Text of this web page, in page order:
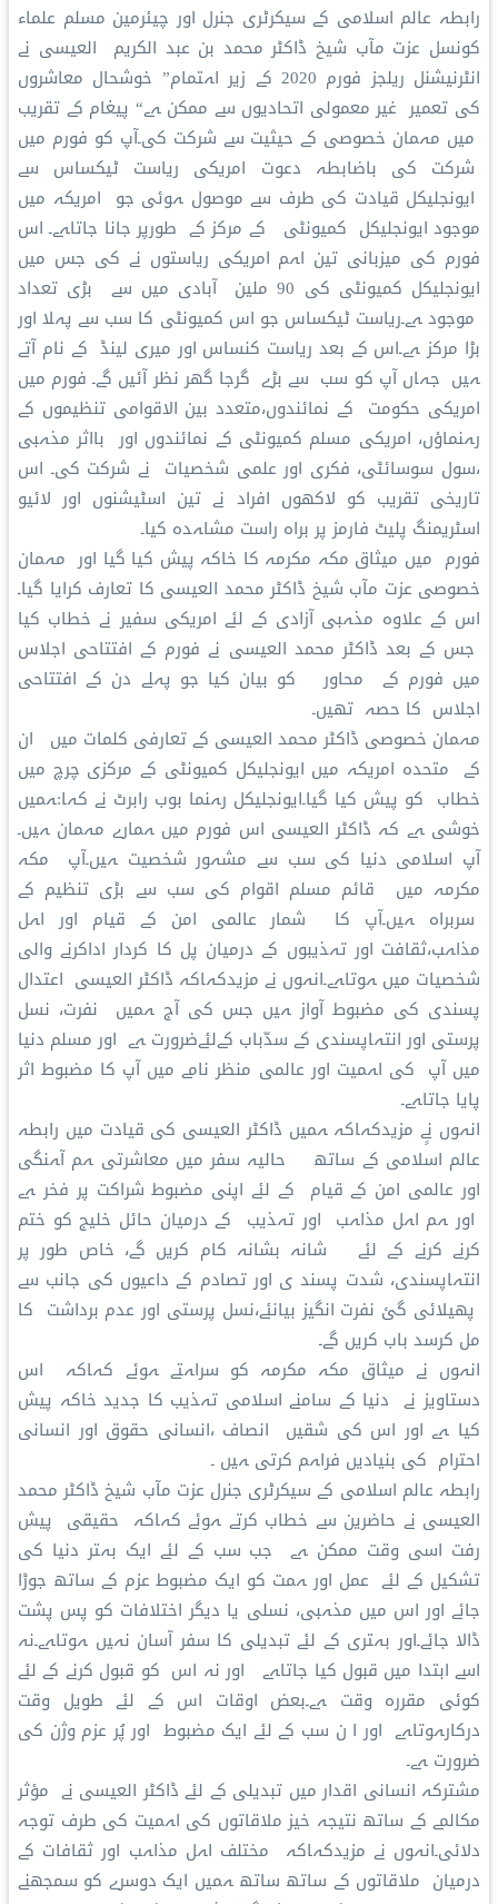
رابطہ عالم اسلامی کے سیکرٹری جنرل اور چیئرمین مسلم علماء
کونسل عزت مآب شیخ ڈاکٹر محمد بن عبد الکریم العیسی نے
انٹرنیشنل ریلجز فورم 2020 کے زیر اہتمام” خوشحال معاشروں
کی تعمیر غیر معمولی اتحادیوں سے ممکن ہے“ پیغام کے تقریب
میں مہمان خصوصی کے حیثیت سے شرکت کی۔آپ کو فورم میں
شرکت کی باضابطہ دعوت امریکی ریاست ٹیکساس سے
ایونجلیکل قیادت کی طرف سے موصول ہوئی جو امریکہ میں
موجود ایونجلیکل کمیونٹی کے مرکز کے طورپر جانا جاتاہے۔ اس
فورم کی میزبانی تین اہم امریکی ریاستوں نے کی جس میں
ایونجلیکل کمیونٹی کی 90 ملین آبادی میں سے بڑی تعداد
موجود ہے۔ریاست ٹیکساس جو اس کمیونٹی کا سب سے پہلا اور
بڑا مرکز ہے۔اس کے بعد ریاست کنساس اور میری لینڈ کے نام آتے
ہیں جہاں آپ کو سب سے بڑے گرجا گھر نظر آئیں گے۔ فورم میں
امریکی حکومت کے نمائندوں،متعدد بین الاقوامی تنظیموں کے
رہنماؤں، امریکی مسلم کمیونٹی کے نمائندوں اور بااثر مذہبی
،سول سوسائٹی، فکری اور علمی شخصیات نے شرکت کی۔ اس
تاریخی تقریب کو لاکھوں افراد نے تین اسٹیشنوں اور لائیو
اسٹریمنگ پلیٹ فارمز پر براہ راست مشاہدہ کیا۔
فورم میں میثاق مکہ مکرمہ کا خاکہ پیش کیا گیا اور مہمان
خصوصی عزت مآب شیخ ڈاکٹر محمد العیسی کا تعارف کرایا گیا۔
اس کے علاوہ مذہبی آزادی کے لئے امریکی سفیر نے خطاب کیا
جس کے بعد ڈاکٹر محمد العیسی نے فورم کے افتتاحی اجلاس
میں فورم کے محاور کو بیان کیا جو پہلے دن کے افتتاحی
اجلاس کا حصہ تھیں۔
مہمان خصوصی ڈاکٹر محمد العیسی کے تعارفی کلمات میں ان
کے متحدہ امریکہ میں ایونجلیکل کمیونٹی کے مرکزی چرچ میں
خطاب کو پیش کیا گیا۔ایونجلیکل رہنما بوب رابرٹ نے کہا:ہمیں
خوشی ہے کہ ڈاکٹر العیسی اس فورم میں ہمارے مہمان ہیں۔
آپ اسلامی دنیا کی سب سے مشہور شخصیت ہیں۔آپ مکہ
مکرمہ میں قائم مسلم اقوام کی سب سے بڑی تنظیم کے
سربراہ ہیں۔آپ کا شمار عالمی امن کے قیام اور اہل
مذاہب،ثقافت اور تہذیبوں کے درمیان پل کا کردار اداکرنے والی
شخصیات میں ہوتاہے۔انہوں نے مزیدکہاکہ ڈاکٹر العیسی اعتدال
پسندی کی مضبوط آواز ہیں جس کی آج ہمیں نفرت، نسل
پرستی اور انتہاپسندی کے سدّباب کےلئےضرورت ہے اور مسلم دنیا
میں آپ کی اہمیت اور عالمی منظر نامے میں آپ کا مضبوط اثر
پایا جاتاہے۔
انہوں نےٍ مزیدکہاکہ ہمیں ڈاکٹر العیسی کی قیادت میں رابطہ
عالم اسلامی کے ساتھ حالیہ سفر میں معاشرتی ہم آہنگی
اور عالمی امن کے قیام کے لئے اپنی مضبوط شراکت پر فخر ہے
اور ہم اہل مذاہب اور تہذیب کے درمیان حائل خلیج کو ختم
کرنے کرنے کے لئے شانہ بشانہ کام کریں گے، خاص طور پر
انتہاپسندی، شدت پسند ی اور تصادم کے داعیوں کی جانب سے
پھیلائی گئ نفرت انگیز بیانئے،نسل پرستی اور عدم برداشت کا
مل کرسد باب کریں گے۔
انہوں نے میثاق مکہ مکرمہ کو سراہتے ہوئے کہاکہ اس
دستاویز نے دنیا کے سامنے اسلامی تہذیب کا جدید خاکہ پیش
کیا ہے اور اس کی شقیں انصاف ،انسانی حقوق اور انسانی
احترام کی بنیادیں فراہم کرتی ہیں ۔
رابطہ عالم اسلامی کے سیکرٹری جنرل عزت مآب شیخ ڈاکٹر محمد
العیسی نے حاضرین سے خطاب کرتے ہوئے کہاکہ حقیقی پیش
رفت اسی وقت ممکن ہے جب سب کے لئے ایک بہتر دنیا کی
تشکیل کے لئے عمل اور ہمت کو ایک مضبوط عزم کے ساتھ جوڑا
جائے اور اس میں مذہبی، نسلی یا دیگر اختلافات کو پس پشت
ڈالا جائے۔اور بہتری کے لئے تبدیلی کا سفر آسان نہیں ہوتاہے۔نہ
اسے ابتدا میں قبول کیا جاتاہے اور نہ اس کو قبول کرنے کے لئے
کوئی مقررہ وقت ہے۔بعض اوقات اس کے لئے طویل وقت
درکارہوتاہے اور ا ن سب کے لئے ایک مضبوط اور پُر عزم وژن کی
ضرورت ہے۔
مشترکہ انسانی اقدار میں تبدیلی کے لئے ڈاکٹر العیسی نے مؤثر
مکالمے کے ساتھ نتیجہ خیز ملاقاتوں کی اہمیت کی طرف توجہ
دلائی۔انہوں نے مزیدکہاکہ مختلف اہل مذاہب اور ثقافات کے
درمیان ملاقاتوں کے ساتھ ساتھ ہمیں ایک دوسرے کو سمجھنے